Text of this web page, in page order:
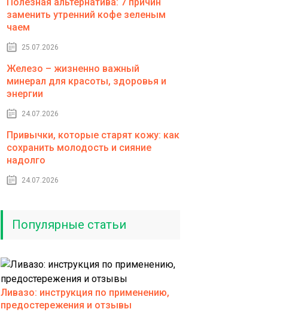
заменить утренний кофе зеленым
чаем
25.07.2026
Железо – жизненно важный
минерал для красоты, здоровья и
энергии
24.07.2026
Привычки, которые старят кожу: как
сохранить молодость и сияние
надолго
24.07.2026
Популярные статьи
Ливазо: инструкция по применению,
предостережения и отзывы